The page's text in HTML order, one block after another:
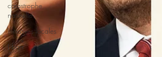
catastrophe
naturelle
Initiatives locales
Liban